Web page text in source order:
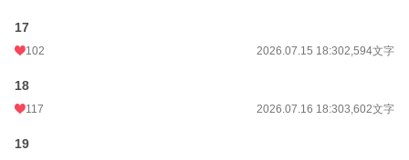
17
102 2026.07.15 18:302,594文字
18
117 2026.07.16 18:303,602文字
19